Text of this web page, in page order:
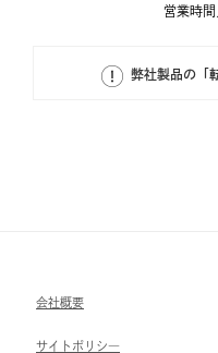
営業時
弊社製品の「
会社概要
サイトポリシ―